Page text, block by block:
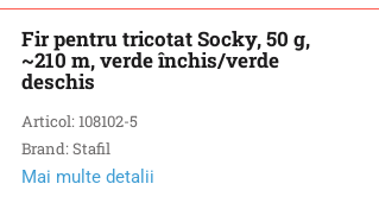
Fir pentru tricotat Socky, 50 g,
~210 m, verde închis/verde
deschis
Articol: 108102-5
Brand: Stafil
Mai multe detalii